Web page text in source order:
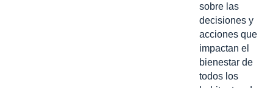
sobre las
decisiones y
acciones que
impactan el
bienestar de
todos los